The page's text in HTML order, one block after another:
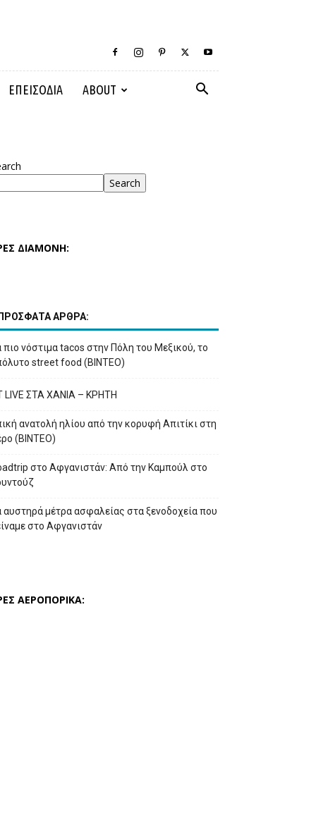
ΕΠΕΙΣΟΔΙΑ ABOUT
Search
ΔΙΑΜΟΝΗ:
ΠΡΟΣΦΑΤΑ ΑΡΘΡΑ:
πιο νόστιμα tacos στην Πόλη του Μεξικού, το
street food (ΒΙΝΤΕΟ)
LIVE ΣΤΑ ΧΑΝΙΑ – ΚΡΗΤΗ
ανατολή ηλίου από την κορυφή Απιτίκι στη
(ΒΙΝΤΕΟ)
στο Αφγανιστάν: Από την Καμπούλ στο
αυστηρά μέτρα ασφαλείας στα ξενοδοχεία που
στο Αφγανιστάν
ΑΕΡΟΠΟΡΙΚΑ: